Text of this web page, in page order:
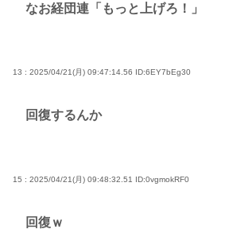
なお経団連「もっと上げろ！」
13 : 2025/04/21(月) 09:47:14.56 ID:6EY7bEg30
回復するんか
15 : 2025/04/21(月) 09:48:32.51 ID:0vgmokRF0
回復ｗ